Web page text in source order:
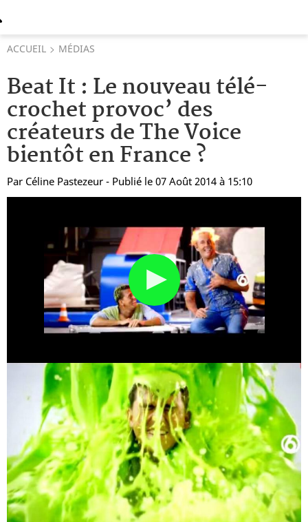
ACCUEIL MÉDIAS
Beat It : Le nouveau télé-
crochet provoc’ des
créateurs de The Voice
bientôt en France ?
Par Céline Pastezeur - Publié le 07 Août 2014 à 15:10